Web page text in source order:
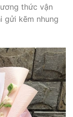
thức vận
gửi kẽm nhung